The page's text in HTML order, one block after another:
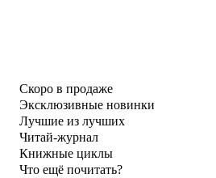
Скоро в продаже
Эксклюзивные новинки
Лучшие из лучших
Читай-журнал
Книжные циклы
Что ещё почитать?